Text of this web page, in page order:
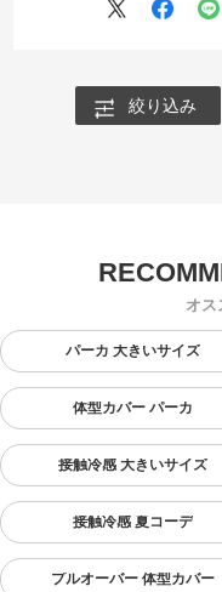
絞り込み
オス
パーカ 大きいサイズ
体型カバー パーカ
接触冷感 大きいサイズ
接触冷感 夏コーデ
プルオーバー 体型カバー